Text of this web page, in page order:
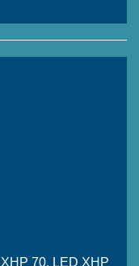
70, LED XHP